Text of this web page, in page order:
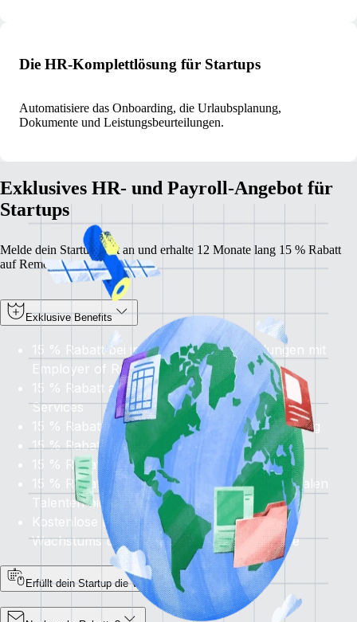
Die HR-Komplettlösung für Startups
Automatisiere das Onboarding, die Urlaubsplanung,
Dokumente und Leistungsbeurteilungen.
Exklusives HR- und Payroll-Angebot für
Startups
Melde dein Startup jetzt an und erhalte 12 Monate lang 15 % Rabatt
auf Remote.
Exklusive Benefits
15 % Rabatt bei internationalen Einstellungen mit
Employer of Record
15 % Rabatt aufalleContractor Management
Services
15 % Rabatt auf die globale Gehaltsabrechnung
15 % Rabatt auf PEO-Services in den USA
15 % Rabatt auf HRIS und Perform
15 % Rabatt auf
Recruit, das Zugang zu globalen
Talenten bietet
Kostenlose Beratung zur Bewertung deines
Wachstums und deiner Beschäftigungspläne
Erfüllt dein Startup die Voraussetzungen?